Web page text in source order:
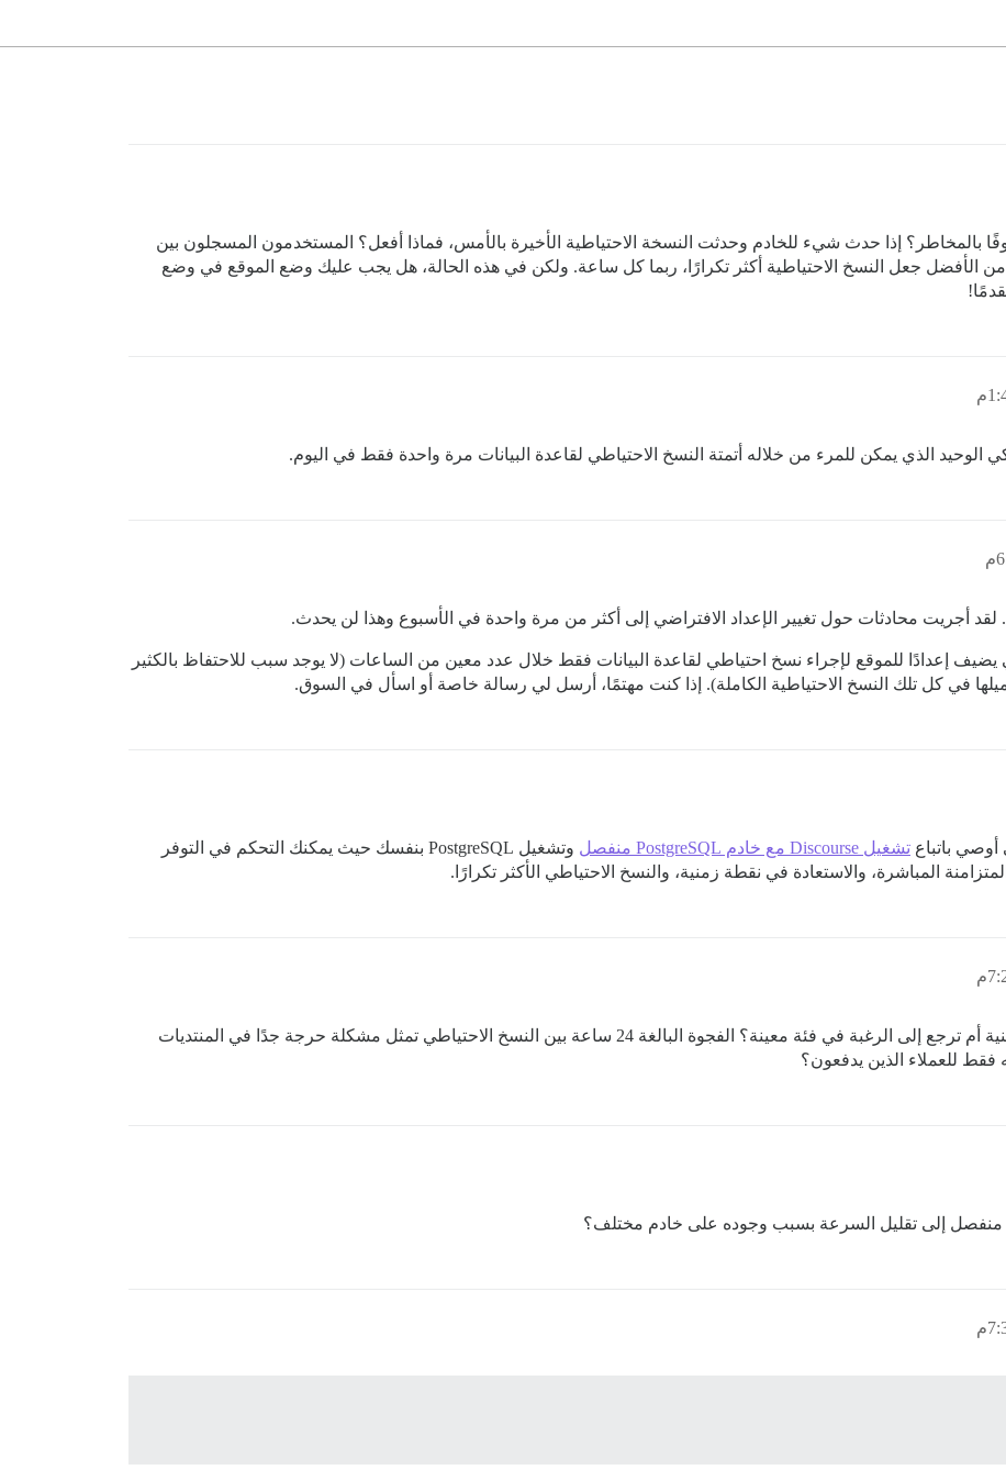
بالمخاطر؟ إذا حدث شيء للخادم وحدثت النسخة الاحتياطية الأخيرة بالأمس، فماذا أفعل؟ المستخدمون المسجلون بين
من الأفضل جعل النسخ الاحتياطية أكثر تكرارًا، ربما كل ساعة. ولكن في هذه الحالة، هل يجب عليك وضع الموقع في وضع
لقد أجريت محادثات حول تغيير الإعداد الافتراضي إلى أكثر من مرة واحدة في الأسبوع وهذا لن يحدث.
إعدادًا للموقع لإجراء نسخ احتياطي لقاعدة البيانات فقط خلال عدد معين من الساعات (لا يوجد سبب للاحتفاظ بالكثير
في كل تلك النسخ الاحتياطية الكاملة). إذا كنت مهتمًا، أرسل لي رسالة خاصة أو اسأل في السوق.
باتباع تشغيل Discourse مع خادم PostgreSQL منفصل
وتشغيل PostgreSQL بنفسك حيث يمكنك التحكم في التوفر
المباشرة، والاستعادة في نقطة زمنية، والنسخ الاحتياطي الأكثر تكرارًا.
هل يمكنني معرفة سبب هذه السياسة، هل هي تقنية أم ترجع إلى الرغبة في فئة معينة؟ الفجوة البالغة 24 ساعة بين النسخ الاحتياطي تمثل مشكلة حرجة جدًا في المنتديات
فقط للعملاء الذين يدفعون؟